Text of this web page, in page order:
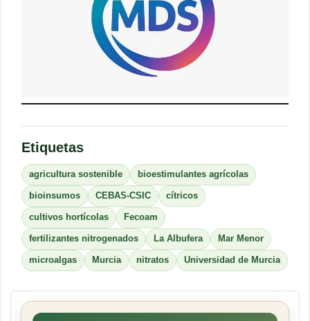
Etiquetas
agricultura sostenible bioestimulantes agrícolas
bioinsumos CEBAS-CSIC cítricos
cultivos hortícolas Fecoam
fertilizantes nitrogenados La Albufera Mar Menor
microalgas Murcia nitratos Universidad de Murcia